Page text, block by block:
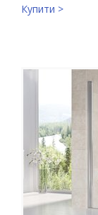
Купити >